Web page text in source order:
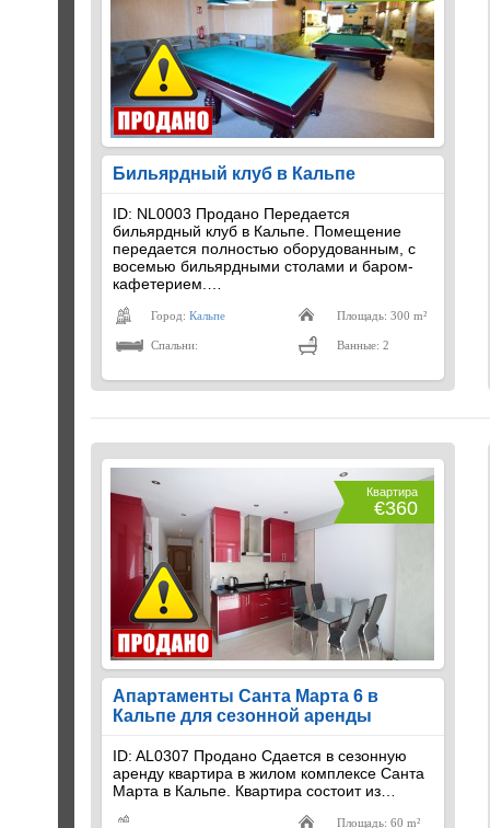
Бильярдный клуб в Кальпе
ID: NL0003 Продано Передается
бильярдный клуб в Кальпе. Помещение
передается полностью оборудованным, с
восемью бильярдными столами и баром-
кафетерием.…
Город: Кальпе Площадь: 300 m²
Спальни: Ванные: 2
Квартира
€360
Апартаменты Санта Марта 6 в
Кальпе для сезонной аренды
ID: AL0307 Продано Сдается в сезонную
аренду квартира в жилом комплексе Санта
Марта в Кальпе. Квартира состоит из…
Площадь: 60 m²